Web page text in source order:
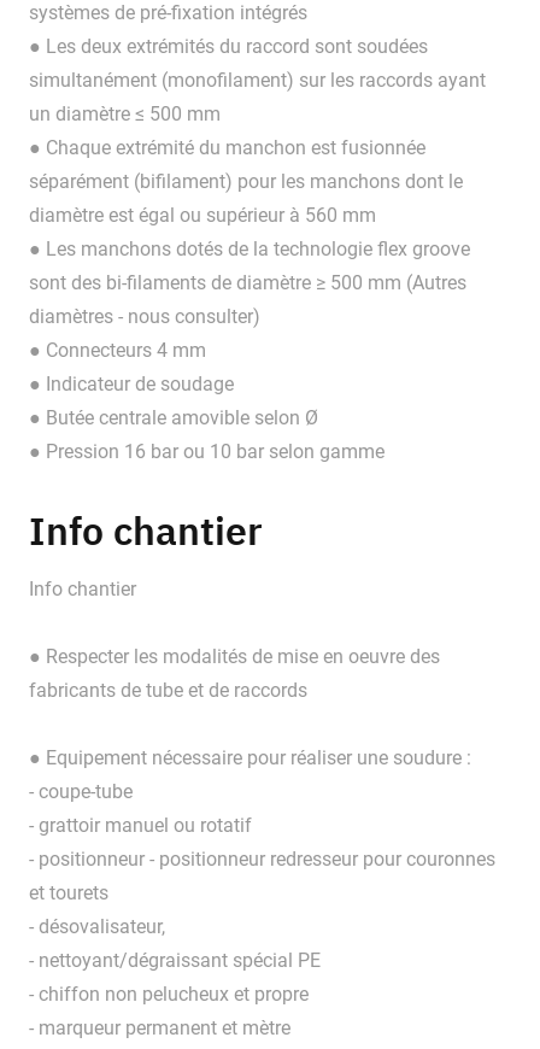
systèmes de pré-fixation intégrés
● Les deux extrémités du raccord sont soudées
simultanément (monofilament) sur les raccords ayant
un diamètre ≤ 500 mm
● Chaque extrémité du manchon est fusionnée
séparément (bifilament) pour les manchons dont le
diamètre est égal ou supérieur à 560 mm
● Les manchons dotés de la technologie flex groove
sont des bi-filaments de diamètre ≥ 500 mm (Autres
diamètres - nous consulter)
● Connecteurs 4 mm
● Indicateur de soudage
● Butée centrale amovible selon Ø
● Pression 16 bar ou 10 bar selon gamme
Info chantier
Info chantier
● Respecter les modalités de mise en oeuvre des
fabricants de tube et de raccords
● Equipement nécessaire pour réaliser une soudure :
- coupe-tube
- grattoir manuel ou rotatif
- positionneur - positionneur redresseur pour couronnes
et tourets
- désovalisateur,
- nettoyant/dégraissant spécial PE
- chiffon non pelucheux et propre
- marqueur permanent et mètre